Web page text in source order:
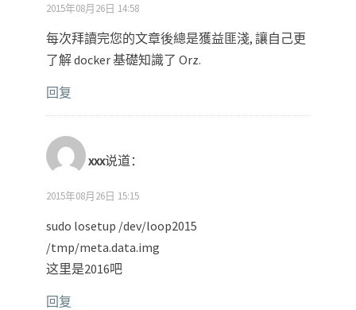
2015年08月26日 14:58
每次拜讀完您的文章後總是獲益匪淺, 讓自己更
了解 docker 基礎知識了 Orz.
回复
xxx说道：
2015年08月26日 15:15
sudo losetup /dev/loop2015
/tmp/meta.data.img
这里是2016吧
回复